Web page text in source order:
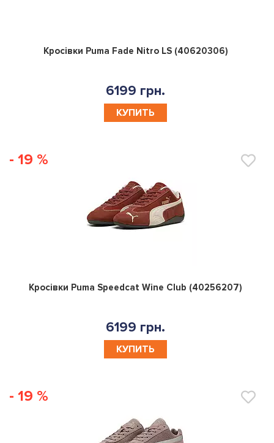
0
Кросівки Puma Fade Nitro LS (40620306)
6199 грн.
КУПИТЬ
- 19 %
0
Кросівки Puma Speedcat Wine Club (40256207)
6199 грн.
КУПИТЬ
- 19 %